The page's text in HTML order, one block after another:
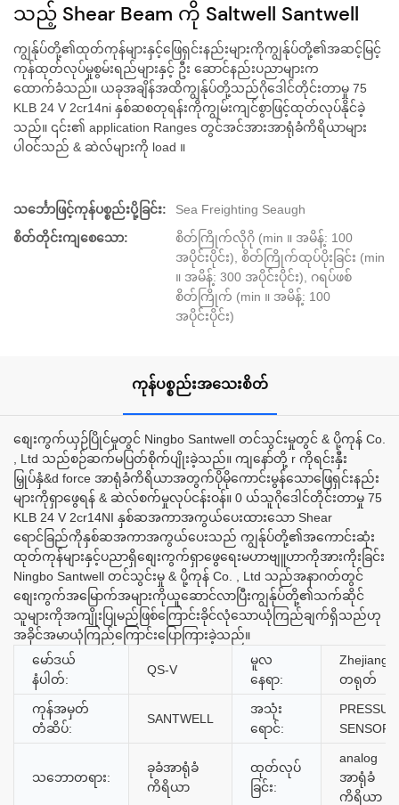
သည့် Shear Beam ကို Saltwell Santwell
ကျွန်ုပ်တို့၏ထုတ်ကုန်များနှင့်ဖြေရှင်းနည်းများကိုကျွန်ုပ်တို့၏အဆင့်မြင့်
ကုန်ထုတ်လုပ်မှုစွမ်းရည်များနှင့် ဦး ဆောင်နည်းပညာများက
ထောက်ခံသည်။ ယခုအချိန်အထိကျွန်ုပ်တို့သည်ဂိုဒေါင်တိုင်းတာမှု 75
KLB 24 V 2cr14ni နှစ်ဆစတုရန်းကိုကျွမ်းကျင်စွာဖြင့်ထုတ်လုပ်နိုင်ခဲ့
သည်။ ၎င်း၏ application Ranges တွင်အင်အားအာရုံခံကိရိယာများ
ပါဝင်သည် & ဆဲလ်များကို load ။
သင်္ဘောဖြင့်ကုန်ပစ္စည်းပို့ခြင်း:
Sea Freighting Seaugh
စိတ်တိုင်းကျစေသော:
စိတ်ကြိုက်လိုဂို (min ။ အမိန့်: 100
အပိုင်းပိုင်း), စိတ်ကြိုက်ထုပ်ပိုးခြင်း (min
။ အမိန့်: 300 အပိုင်းပိုင်း), ဂရပ်ဖစ်
စိတ်ကြိုက် (min ။ အမိန့်: 100
အပိုင်းပိုင်း)
ကုန်ပစ္စည်းအသေးစိတ်
စျေးကွက်ယှဉ်ပြိုင်မှုတွင် Ningbo Santwell တင်သွင်းမှုတွင် & ပို့ကုန် Co.
, Ltd သည်စဉ်ဆက်မပြတ်စိုက်ပျိုးခဲ့သည်။ ကျနော်တို့ r ကိုရင်းနှီး
မြှုပ်နှံ&d force အာရုံခံကိရိယာအတွက်ပိုမိုကောင်းမွန်သောဖြေရှင်းနည်း
များကိုရှာဖွေရန် & ဆဲလ်စက်မှုလုပ်ငန်းဝန်။ 0 ယ်သူဂိုဒေါင်တိုင်းတာမှု 75
KLB 24 V 2cr14NI နှစ်ဆအကာအကွယ်ပေးထားသော Shear
ရောင်ခြည်ကိုနှစ်ဆအကာအကွယ်ပေးသည် ကျွန်ုပ်တို့၏အကောင်းဆုံး
ထုတ်ကုန်များနှင့်ပညာရှိစျေးကွက်ရှာဖွေရေးမဟာဗျူဟာကိုအားကိုးခြင်း
Ningbo Santwell တင်သွင်းမှု & ပို့ကုန် Co. , Ltd သည်အနာဂတ်တွင်
စျေးကွက်အမြောက်အများကိုယူဆောင်လာပြီးကျွန်ုပ်တို့၏သက်ဆိုင်
သူများကိုအကျိုးပြုမည်ဖြစ်ကြောင်းခိုင်လုံသောယုံကြည်ချက်ရှိသည်ဟု
အခိုင်အမာယုံကြည်ကြောင်းပြောကြားခဲ့သည်။
မော်ဒယ်
နံပါတ်:
QS-V
မူလ
နေရာ:
Zhejiang,
တရုတ်
ကုန်အမှတ်
တံဆိပ်:
SANTWELL
အသုံး
ရောင်:
SENSOR
သဘောတရား:
ခုခံအာရုံခံ
ကိရိယာ
ထုတ်လုပ်
ခြင်း:
analog
အာရုံခံ
ကိရိယာ